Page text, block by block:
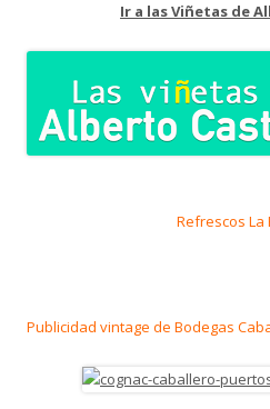
Ir a las Viñetas de
Refrescos La
Publicidad vintage de Bodegas